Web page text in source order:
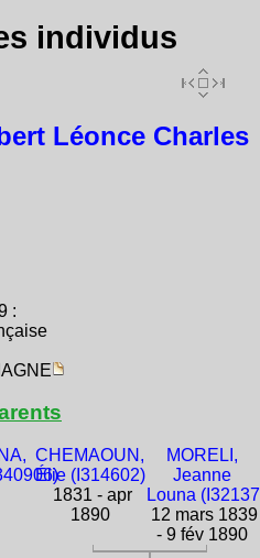
individus
Léonce Charles
:
CHEMAOUN,
Élie (I314602)
1831 - apr
1890
MORELI,
Jeanne
Louna
12 mars 1839
- 9 fév 1890